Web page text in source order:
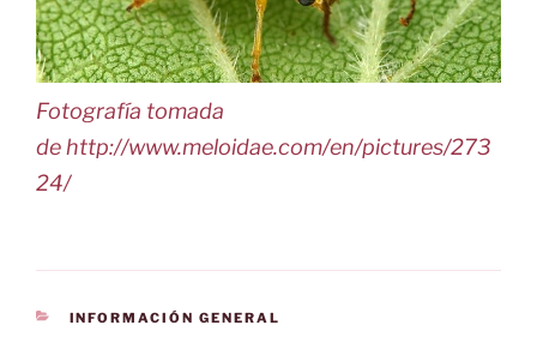
Fotografía tomada
de http://www.meloidae.com/en/pictures/273
24/
CATEGORÍAS
INFORMACIÓN GENERAL